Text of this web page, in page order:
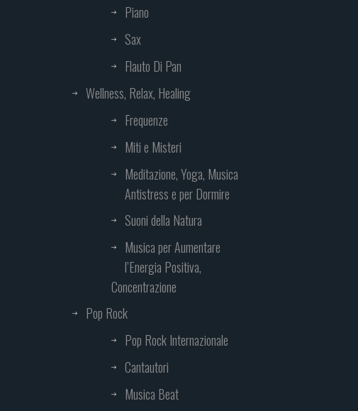
Piano
Sax
Flauto Di Pan
Wellness, Relax, Healing
Frequenze
Miti e Misteri
Meditazione, Yoga, Musica
Antistress e per Dormire
Suoni della Natura
Musica per Aumentare
l’Energia Positiva,
Concentrazione
Pop Rock
Pop Rock Internazionale
Cantautori
Musica Beat